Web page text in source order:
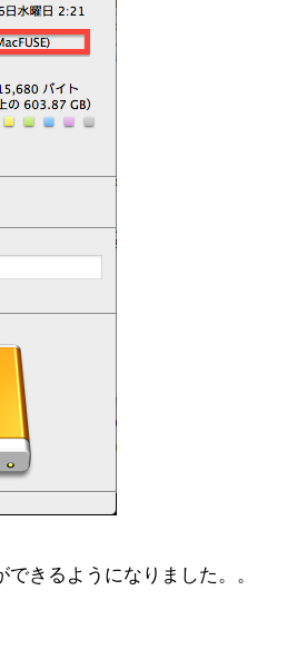
きるようになりました。。